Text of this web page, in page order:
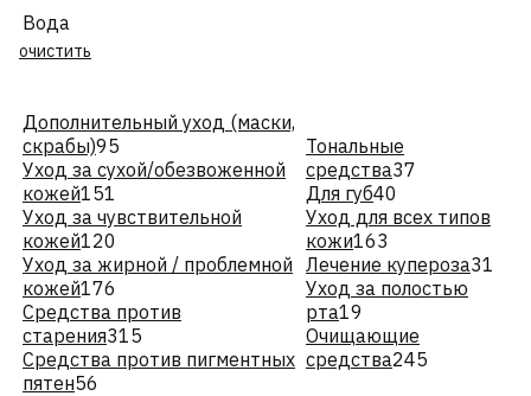
Вода
очистить
Дополнительный уход (маски,
скрабы)95
Уход за сухой/обезвоженной
кожей151
Уход за чувствительной
кожей120
Уход за жирной / проблемной
кожей176
Средства против
старения315
Средства против пигментных
пятен56
Тональные
средства37
Для губ40
Уход для всех типов
кожи163
Лечение купероза31
Уход за полостью
рта19
Очищающие
средства245